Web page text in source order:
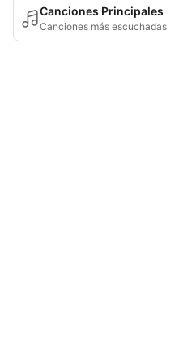
Canciones Principales
Canciones más escuchadas